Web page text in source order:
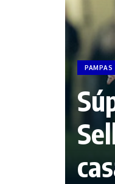
PAMPAS